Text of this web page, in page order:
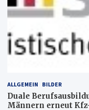
ALLGEMEIN BILDER
Duale
Männern erneut